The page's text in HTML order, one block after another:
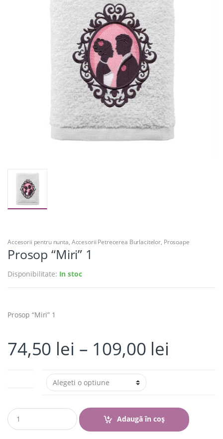
Accesorii pentru nunta, Accesorii Petrecerea Burlacitelor, Prosoape
Prosop “Miri” 1
Disponibilitate: In stoc
Prosop “Miri” 1
74,50 lei – 109,00 lei
Q
u
Adaugă în coș